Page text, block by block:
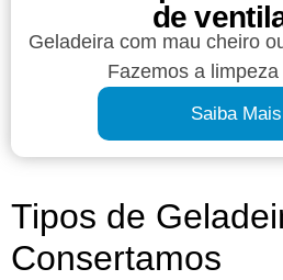
de
Geladeira com mau cheiro
Fazemos a
Saiba Mais
Tipos de
Consertamos